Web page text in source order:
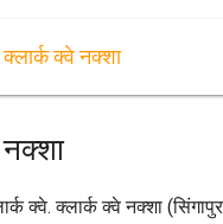
क्लार्क क्वे नक्शा
नक्शा
क्वे. क्लार्क क्वे नक्शा